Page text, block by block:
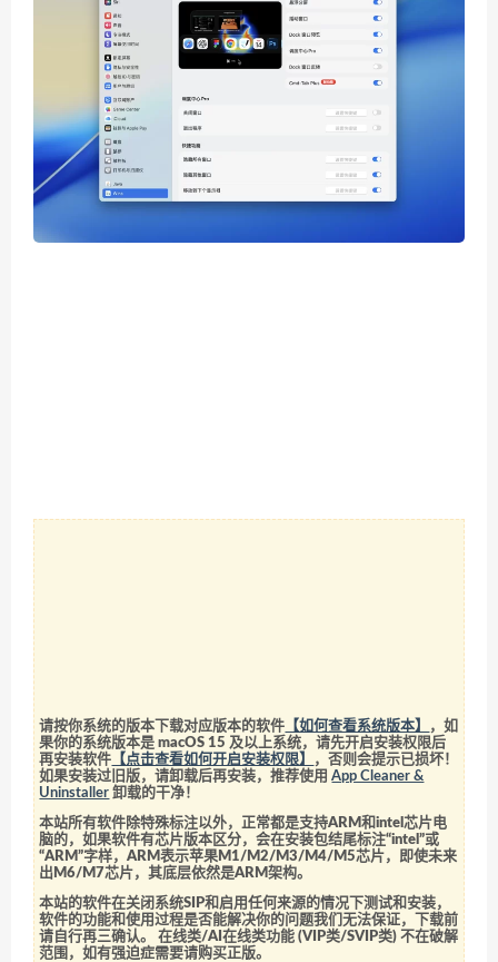
请按你系统的版本下载对应版本的软件 【如何查看系统版本】
，如
果你的系统版本是 macOS 15 及以上系统，请先开启安装权限后
再安装软件 【点击查看如何开启安装权限】
，否则会提示已损坏！
如果安装过旧版，请卸载后再安装，推荐使用App Cleaner &
Uninstaller 卸载的干净！
本站所有软件除特殊标注以外，正常都是支持ARM和intel芯片电
脑的，如果软件有芯片版本区分，会在安装包结尾标注“intel”或
“ARM”字样，ARM表示苹果M1/M2/M3/M4/M5芯片，即使未来
出M6/M7芯片，其底层依然是ARM架构。
本站的软件在关闭系统SIP和启用任何来源的情况下测试和安装，
软件的功能和使用过程是否能解决你的问题我们无法保证，下载前
请自行再三确认。 在线类/AI在线类功能 (VIP类/SVIP类) 不在破解
范围，如有强迫症需要请购买正版。